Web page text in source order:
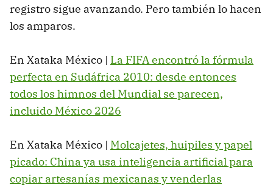
registro sigue avanzando. Pero también lo hacen
los amparos.
En Xataka México | La FIFA encontró la fórmula
perfecta en Sudáfrica 2010: desde entonces
todos los himnos del Mundial se parecen,
incluido México 2026
En Xataka México | Molcajetes, huipiles y papel
picado: China ya usa inteligencia artificial para
copiar artesanías mexicanas y venderlas